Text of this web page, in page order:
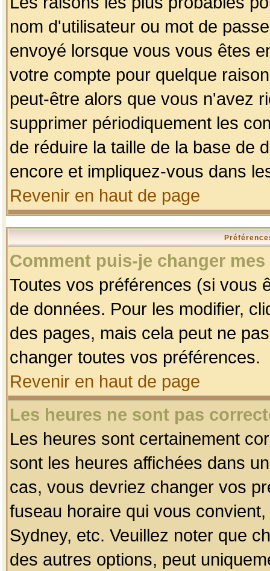
nom d'utilisateur ou mot de
envoyé lorsque vous vous êtes
votre compte pour quelque
peut-être alors que vous n'avez
supprimer périodiquement les
de réduire la taille de la base de
encore et impliquez-vous dans
Revenir en haut de page
Comment puis-je changer
Toutes vos préférences (si vous
de données. Pour les modifier,
des pages, mais cela peut ne
changer toutes vos préférences.
Revenir en haut de page
Les heures ne sont pas
Les heures sont certainement
sont les heures affichées dans
cas, vous devriez changer vos
fuseau horaire qui vous
Sydney, etc. Veuillez noter que
des autres options, peut